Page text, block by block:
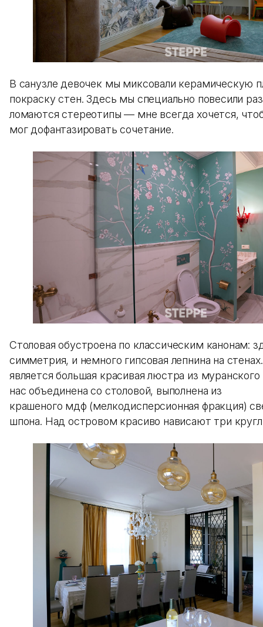
В санузле девочек мы миксовали керамическую
покраску стен. Здесь мы специально повесили
ломаются стереотипы — мне всегда хочется,
мог дофантазировать сочетание.
Столовая обустроена по классическим канонам:
симметрия, и немного гипсовая лепнина на
является большая красивая люстра из муранского
нас объединена со столовой, выполнена из
крашеного мдф (мелкодисперсионная фракция)
шпона. Над островом красиво нависают три